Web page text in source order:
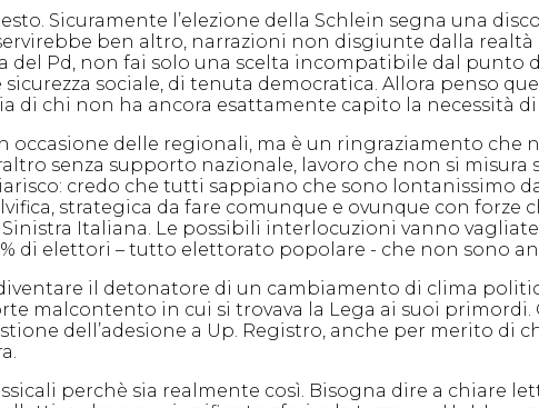
Sicuramente l’elezione della Schlein segna una
ben altro, narrazioni non disgiunte dalla realtà
del Pd, non fai solo una scelta incompatibile dal punto
sociale, di tenuta democratica. Allora penso
chi non ha ancora esattamente capito la necessità di
occasione delle regionali, ma è un ringraziamento che
senza supporto nazionale, lavoro che non si misura
credo che tutti sappiano che sono lontanissimo
strategica da fare comunque e ovunque con forze
Italiana. Le possibili interlocuzioni vanno
di elettori – tutto elettorato popolare - che non sono
il detonatore di un cambiamento di clima
malcontento in cui si trovava la Lega ai suoi
dell’adesione a Up. Registro, anche per merito di
perchè sia realmente così. Bisogna dire a chiare